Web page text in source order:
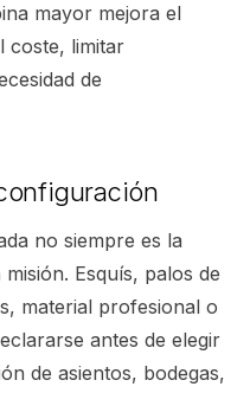
mayor mejora el
coste, limitar
de
no siempre es la
Esquís, palos de
material profesional o
antes de elegir
de asientos, bodegas,